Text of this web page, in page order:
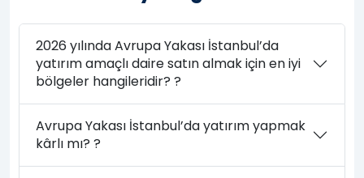
2026 yılında Avrupa Yakası İstanbul’da
yatırım amaçlı daire satın almak için en iyi
bölgeler hangileridir? ?
Avrupa Yakası İstanbul’da yatırım yapmak
kârlı mı? ?